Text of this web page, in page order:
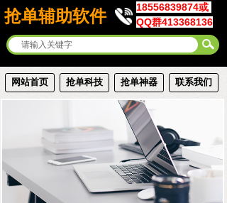
抢单辅助软件
18556839874或
QQ群413368136
网站首页 抢单科技 抢单神器 联系我们